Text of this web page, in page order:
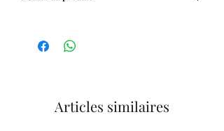
Articles similaires